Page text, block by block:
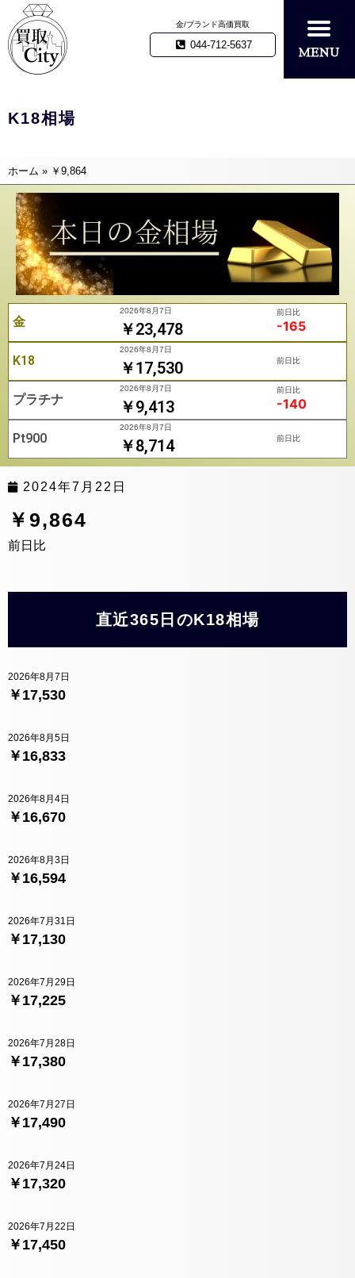
金/ブランド高価買取
044-712-5637
K18相場
ホーム » ￥9,864
金 ￥23,478
2026年8月7日 前日比
-165
K18 ￥17,530
2026年8月7日
前日比
プラチナ ￥9,413
2026年8月7日 前日比
-140
Pt900 ￥8,714
2026年8月7日
前日比
2024年7月22日
￥9,864
前日比
直近365日のK18相場
￥17,530
2026年8月7日
￥16,833
2026年8月5日
￥16,670
2026年8月4日
￥16,594
2026年8月3日
￥17,130
2026年7月31日
￥17,225
2026年7月29日
￥17,380
2026年7月28日
￥17,490
2026年7月27日
￥17,320
2026年7月24日
￥17,450
2026年7月22日